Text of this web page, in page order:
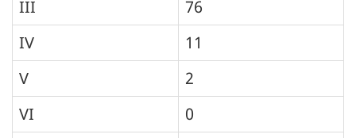
III
76
IV
11
V
2
VI
0